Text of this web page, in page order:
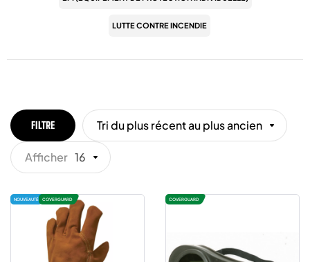
LUTTE CONTRE INCENDIE
FILTRE Tri du plus récent au plus ancien
Afficher 16
NOUVEAUTÉ COVERGUARD COVERGUARD